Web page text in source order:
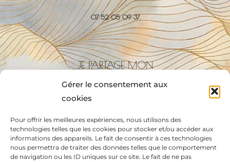
Gérer le consentement aux
cookies
Pour offrir les meilleures expériences, nous utilisons des
technologies telles que les cookies pour stocker et/ou accéder aux
informations des appareils. Le fait de consentir à ces technologies
nous permettra de traiter des données telles que le comportement
de navigation ou les ID uniques sur ce site. Le fait de ne pas
07 52 05 09 37
JE PARTAGE MON